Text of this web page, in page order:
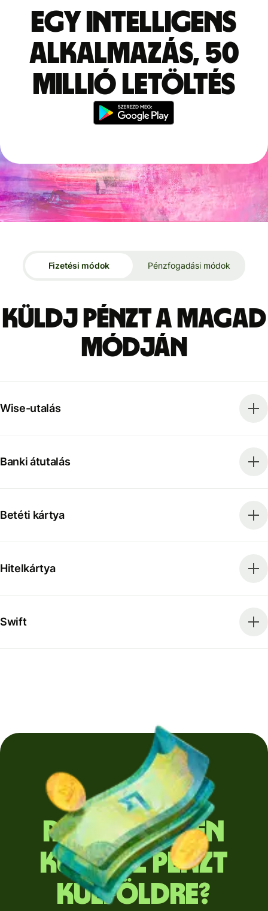
Egy intelligens
alkalmazás, 50
millió letöltés
Fizetési módok Pénzfogadási módok
Küldj pénzt a magad
módján
Wise-utalás
Banki átutalás
Betéti kártya
Hitelkártya
Swift
Rendszeresen
küldesz pénzt
külföldre?